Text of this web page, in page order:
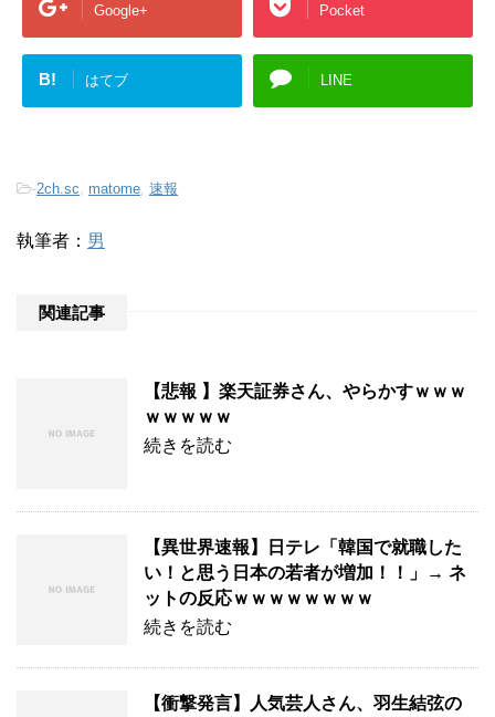
Google+ Pocket
B! はてブ LINE
-2ch.sc matome 速報
執筆者： 男
関連記事
【悲報 】楽天証券さん、やらかすｗｗｗ
ｗｗｗｗｗ
続きを読む
【異世界速報】日テレ「韓国で就職した
い！と思う日本の若者が増加！！」→ ネ
ットの反応ｗｗｗｗｗｗｗｗ
続きを読む
【衝撃発言】人気芸人さん、羽生結弦の